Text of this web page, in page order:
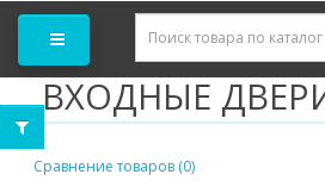
ВХОДНЫЕ ДВЕРИ
Сравнение товаров (0)